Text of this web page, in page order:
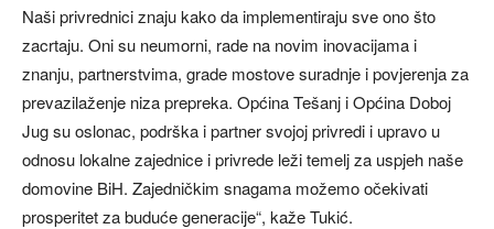
Naši privrednici znaju kako da implementiraju sve ono što
zacrtaju. Oni su neumorni, rade na novim inovacijama i
znanju, partnerstvima, grade mostove suradnje i povjerenja za
prevazilaženje niza prepreka. Općina Tešanj i Općina Doboj
Jug su oslonac, podrška i partner svojoj privredi i upravo u
odnosu lokalne zajednice i privrede leži temelj za uspjeh naše
domovine BiH. Zajedničkim snagama možemo očekivati
prosperitet za buduće generacije“, kaže Tukić.